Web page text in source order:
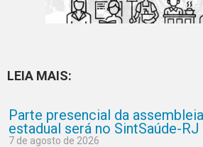
LEIA MAIS:
Parte presencial da
estadual será no SintSaúde-
7 de agosto de 2026